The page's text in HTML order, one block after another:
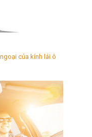
của kính lái ô